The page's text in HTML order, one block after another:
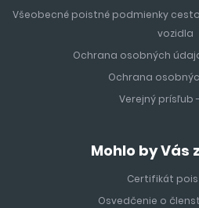
Všeobecné poistné podmienky
vozidla
Ochrana osobných
Ochrana
Verejný prísľub
Mohlo by Vás
Certifikát
Osvedčenie o